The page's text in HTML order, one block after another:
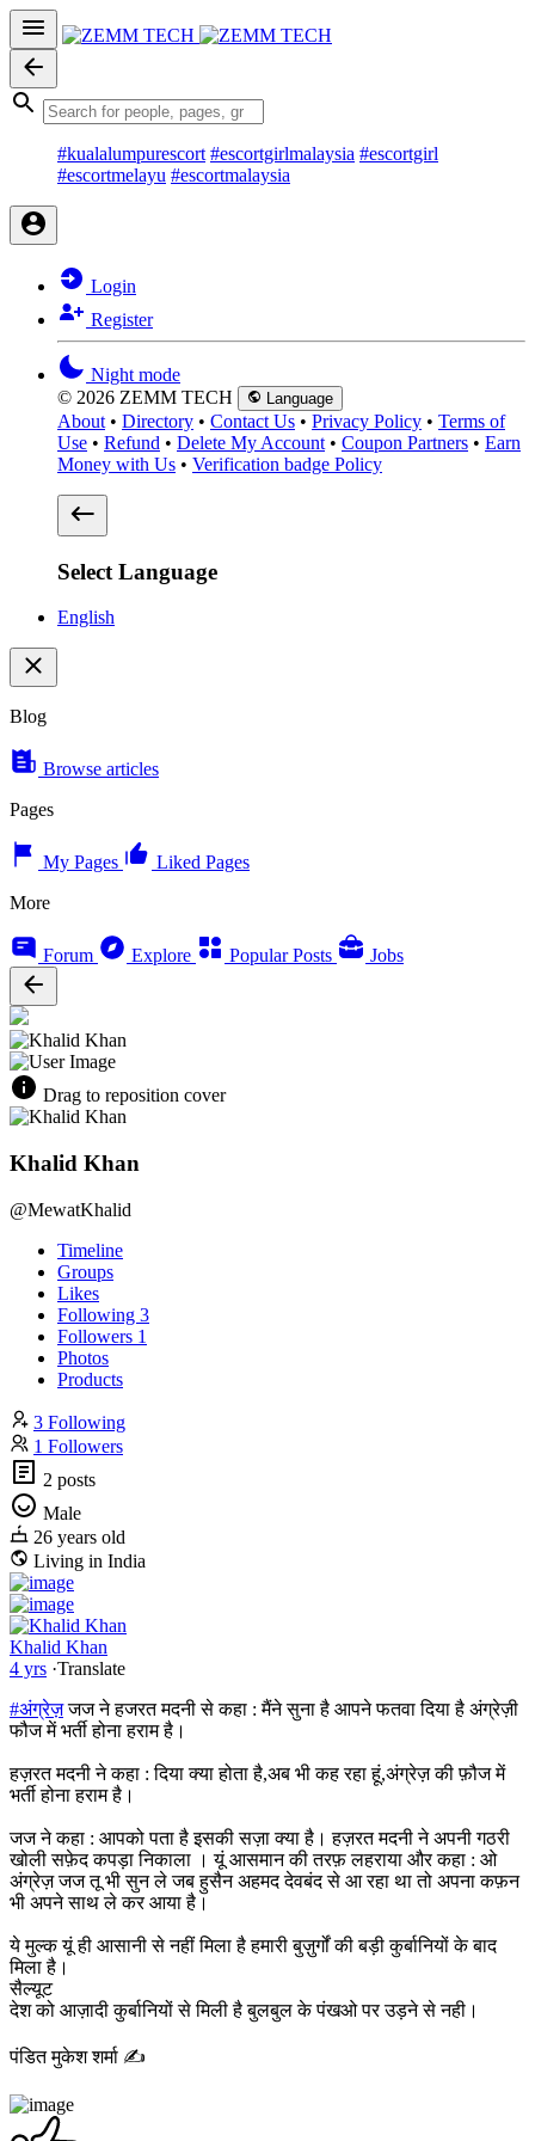
#kualalumpurescort #escortgirlmalaysia #escortgirl
#escortmelayu #escortmalaysia
Login
Register
Night mode
© 2026 ZEMM TECH
Language
About • Directory • Contact Us • Privacy Policy • Terms of
Use • Refund • Delete My Account • Coupon Partners • Earn
Money with Us • Verification badge Policy
Select Language
English
Blog
Browse articles
Pages
My Pages
Liked Pages
More
Forum Explore Popular Posts Jobs
Drag to reposition cover
Khalid Khan
@MewatKhalid
Timeline
Groups
Likes
Following 3
Followers 1
Photos
Products
3 Following
1 Followers
2 posts
Male
26 years old
Living in India
Khalid Khan
4 yrs ·Translate
#अंग्रेज़जज ने हजरत मदनी से कहा : मैंने सुना है आपने फतवा दिया है अंग्रेज़ी
फौज में भर्ती होना हराम है।
हज़रत मदनी ने कहा : दिया क्या होता है,अब भी कह रहा हूं,अंग्रेज़ की फ़ौज में
भर्ती होना हराम है।
जज ने कहा : आपको पता है इसकी सज़ा क्या है। हज़रत मदनी ने अपनी गठरी
खोली सफ़ेद कपड़ा निकाला । यूं आसमान की तरफ़ लहराया और कहा : ओ
अंग्रेज़ जज तू भी सुन ले जब हुसैन अहमद देवबंद से आ रहा था तो अपना कफ़न
भी अपने साथ ले कर आया है।
ये मुल्क यूं ही आसानी से नहीं मिला है हमारी बुज़ुर्गों की बड़ी कुर्बानियों के बाद
मिला है।
सैल्यूट
देश को आज़ादी कुर्बानियों से मिली है बुलबुल के पंखओ पर उड़ने से नही।
पंडित मुकेश शर्मा ✍️